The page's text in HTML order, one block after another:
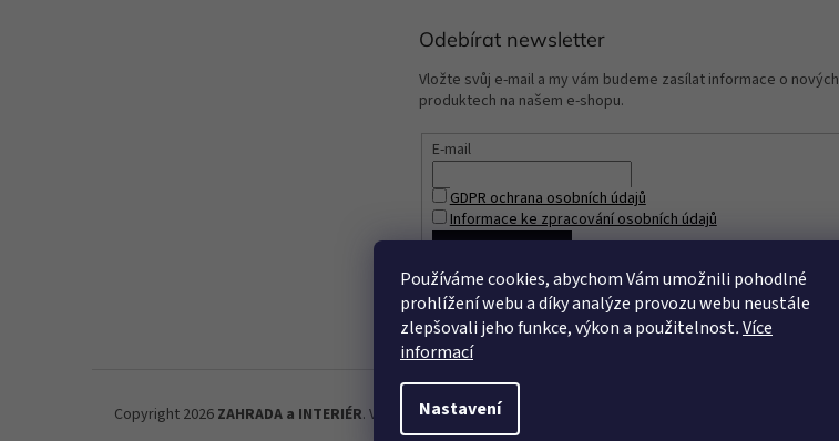
Používáme cookies, abychom Vám umožnili pohodlné
prohlížení webu a díky analýze provozu webu neustále
zlepšovali jeho funkce, výkon a použitelnost.Více
informací
Nastavení
Odebírat newsletter
Vložte svůj e-mail a my vám budeme zasílat informace o nových
produktech na našem e-shopu.
E-mail
GDPR ochrana osobních údajů
Informace ke zpracování osobních údajů
Copyright 2026 ZAHRADA a INTERIÉR. Všechna práva vyhrazena.